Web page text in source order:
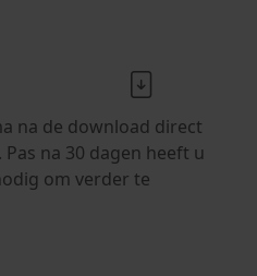
na de download direct
na 30 dagen heeft u
om verder te